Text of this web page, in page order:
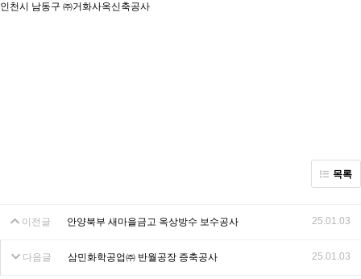
인천시 남동구 ㈜거화사옥신축공사
목록
이전글 안양북부 새마을금고 옥상방수 보수공사 25.01.03
다음글 삼민화학공업㈜ 반월공장 증축공사 25.01.03